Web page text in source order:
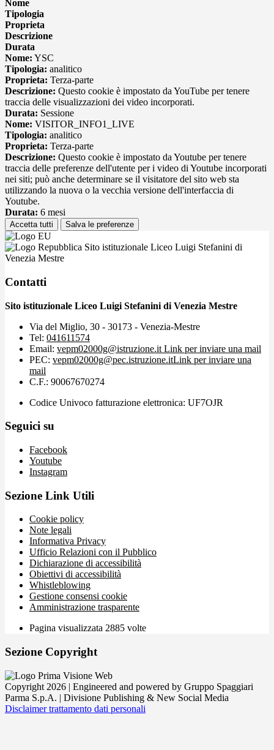
Nome
Tipologia
Proprieta
Descrizione
Durata
Nome: YSC
Tipologia: analitico
Proprieta: Terza-parte
Descrizione: Questo cookie è impostato da YouTube per tenere
traccia delle visualizzazioni dei video incorporati.
Durata: Sessione
Nome: VISITOR_INFO1_LIVE
Tipologia: analitico
Proprieta: Terza-parte
Descrizione: Questo cookie è impostato da Youtube per tenere
traccia delle preferenze dell'utente per i video di Youtube incorporati
nei siti; può anche determinare se il visitatore del sito web sta
utilizzando la nuova o la vecchia versione dell'interfaccia di
Youtube.
Durata: 6 mesi
Accetta tutti Salva le preferenze
Sito istituzionale Liceo Luigi Stefanini di
Venezia Mestre
Contatti
Sito istituzionale Liceo Luigi Stefanini di Venezia Mestre
Via del Miglio, 30 - 30173 - Venezia-Mestre
Tel: 041611574
Email: vepm02000g@istruzione.it Link per inviare una mail
PEC: vepm02000g@pec.istruzione.itLink per inviare una
mail
C.F.: 90067670274
Codice Univoco fatturazione elettronica: UF7OJR
Seguici su
Facebook
Youtube
Instagram
Sezione Link Utili
Cookie policy
Note legali
Informativa Privacy
Ufficio Relazioni con il Pubblico
Dichiarazione di accessibilità
Obiettivi di accessibilità
Whistleblowing
Gestione consensi cookie
Amministrazione trasparente
Pagina visualizzata 2885 volte
Sezione Copyright
Copyright 2026 | Engineered and powered by Gruppo Spaggiari
Parma S.p.A. | Divisione Publishing & New Social Media
Disclaimer trattamento dati personali